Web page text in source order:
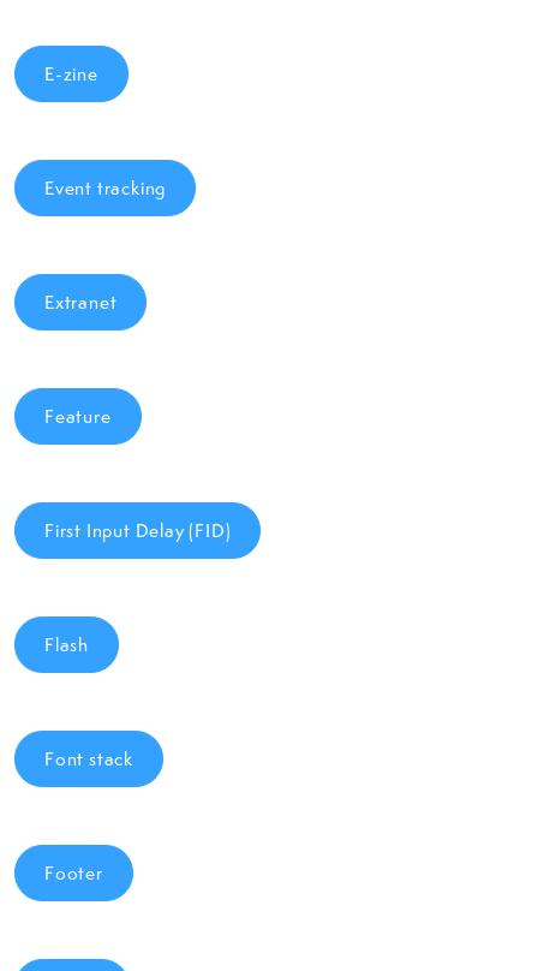
E-zine
Event tracking
Extranet
Feature
First Input Delay (FID)
Flash
Font stack
Footer